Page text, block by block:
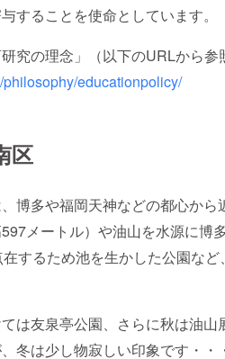
することを使命としています。
究の理念」（以下のURLから参
educationpolicy/
区
博多や福岡天神などの都心から
メートル）や油山を水源に博
するため池を生かした公園な
は友泉亭公園、さらに秋は油山
冬は少し物寂しい印象です・・